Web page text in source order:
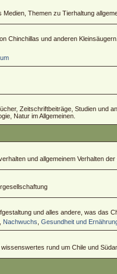
Themen zu Tierhaltung
Chinchillas und anderen Kleinsäugern.
Zeitschriftbeiträge, Studien und
Natur im Allgemeinen.
und allgemeinem Verhalten der
und alles andere, was das
Nachwuchs Gesundheit und
rund um Chile und